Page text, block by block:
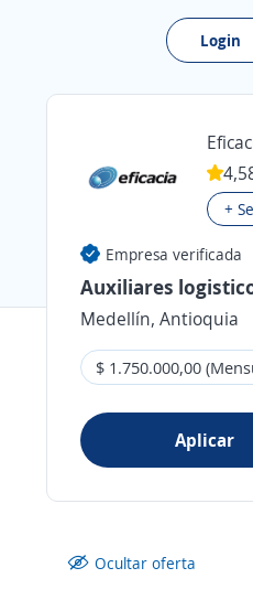
Login
+
Empresa verificada
Auxiliares
Medellín, Antioquia
$ 1.750.000,00
Aplicar
Ocultar oferta